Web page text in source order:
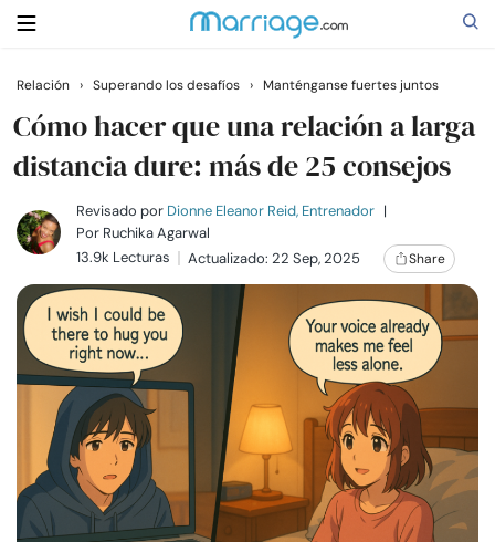
Buscar
Casarse
Relaciones
Familia
Ayuda
Cursos
Recursos
Relación › Superando los desafíos › Manténganse fuertes juntos
Cómo hacer que una relación a larga
distancia dure: más de 25 consejos
Revisado por Dionne Eleanor Reid, Entrenador |
Por Ruchika Agarwal
13.9k Lecturas
Actualizado: 22 Sep, 2025 Share